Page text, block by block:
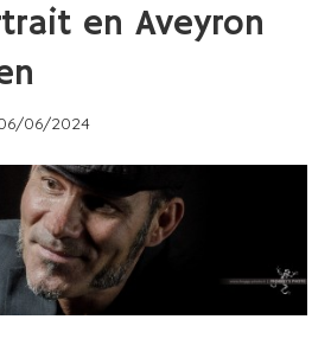
en Aveyron
06/2024